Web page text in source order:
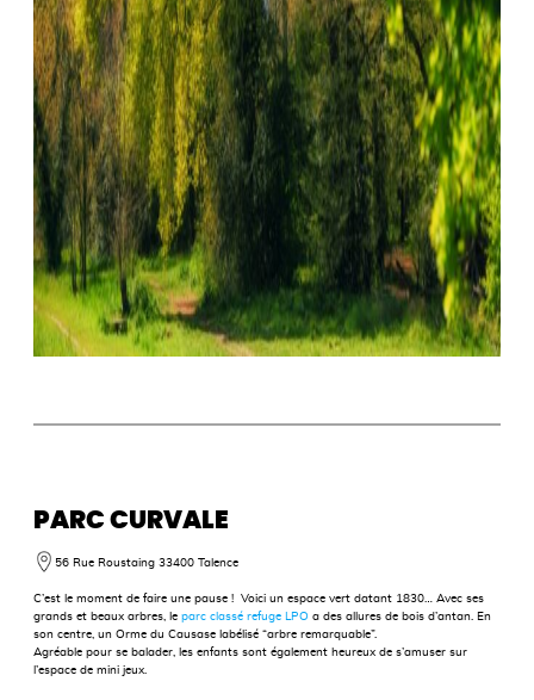
PARC CURVALE
56 Rue Roustaing 33400 Talence
C’est le moment de faire une pause ! Voici un espace vert datant 1830… Avec ses
grands et beaux arbres, le parc classé refuge LPO a des allures de bois d’antan. En
son centre, un Orme du Causase labélisé “arbre remarquable”.
Agréable pour se balader, les enfants sont également heureux de s’amuser sur
l’espace de mini jeux.